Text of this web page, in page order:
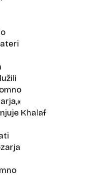
Khalaf